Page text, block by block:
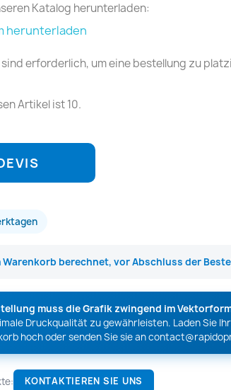
Katalog herunterladen:
herunterladen
erforderlich, um eine bestellung zu
Artikel ist 10.
Warenkorb berechnet, vor Abschluss der
muss die Grafik zwingend im
Druckqualität zu gewährleisten. Laden Sie
hoch oder senden Sie sie an
KONTAKTIEREN SIE UNS